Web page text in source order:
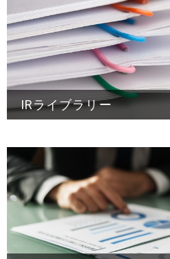
IRライブラリー